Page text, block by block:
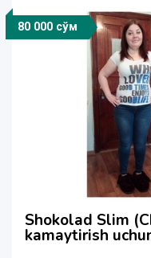
80 000 сўм
Shokolad Slim
kamaytirish